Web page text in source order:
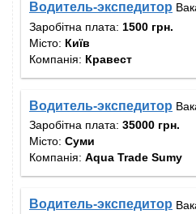
Водитель-экспедитор
Заробітна плата: 1500 грн.
Місто: Київ
Компанія: Кравест
Водитель-экспедитор
Заробітна плата: 35000 грн.
Місто: Суми
Компанія: Aqua Trade Sumy
Водитель-экспедитор